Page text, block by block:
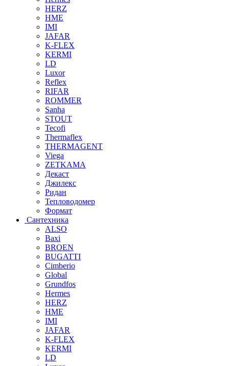
HERZ
HME
IMI
JAFAR
K-FLEX
KERMI
LD
Luxor
Reflex
RIFAR
ROMMER
Sanha
STOUT
Tecofi
Thermaflex
THERMAGENT
Viega
ZETKAMA
Декаст
Джилекс
Ридан
Тепловодомер
Формат
Сантехника
ALSO
Baxi
BROEN
BUGATTI
Cimberio
Global
Grundfos
Hermes
HERZ
HME
IMI
JAFAR
K-FLEX
KERMI
LD